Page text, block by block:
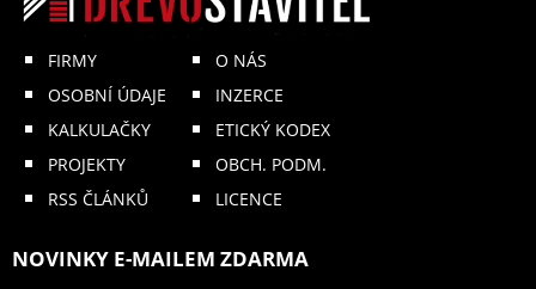
FIRMY
OSOBNÍ ÚDAJE
KALKULAČKY
PROJEKTY
RSS ČLÁNKŮ
O NÁS
INZERCE
ETICKÝ KODEX
OBCH. PODM.
LICENCE
NOVINKY E-MAILEM ZDARMA